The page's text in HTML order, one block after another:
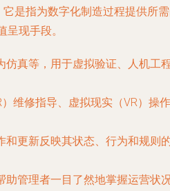
是指为数字化制造过程提供所
现手段。
真等，用于虚拟验证、人机工
维修指导、虚拟现实（VR）操
更新反映其状态、行为和规则
管理者一目了然地掌握运营状